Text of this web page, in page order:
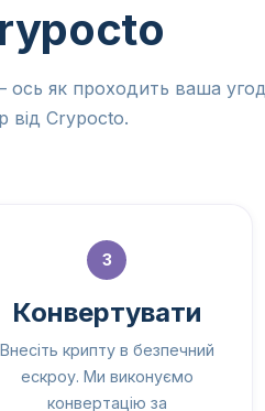
ось як проходить ваша
від Crypocto.
3
Конвертувати
Внесіть крипту в безпечний
ескроу. Ми виконуємо
конвертацію за